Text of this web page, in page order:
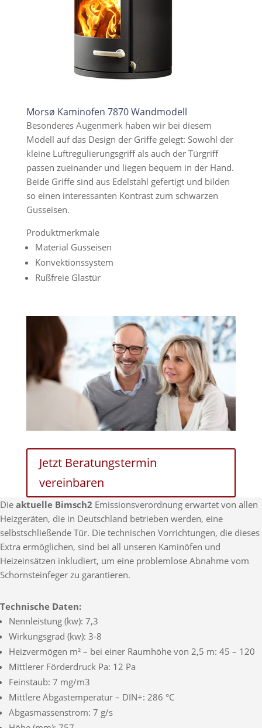
Morsø Kaminofen 7870 Wandmodell
Besonderes Augenmerk haben wir bei diesem
Modell auf das Design der Griffe gelegt: Sowohl der
kleine Luftregulierungsgriff als auch der Türgriff
passen zueinander und liegen bequem in der Hand.
Beide Griffe sind aus Edelstahl gefertigt und bilden
so einen interessanten Kontrast zum schwarzen
Gusseisen.
Produktmerkmale
Material Gusseisen
Konvektionssystem
Rußfreie Glastür
Jetzt Beratungstermin
vereinbaren
Die aktuelle Bimsch2 Emissionsverordnung erwartet von allen
Heizgeräten, die in Deutschland betrieben werden, eine
selbstschließende Tür. Die technischen Vorrichtungen, die dieses
Extra ermöglichen, sind bei all unseren Kaminöfen und
Heizeinsätzen inkludiert, um eine problemlose Abnahme vom
Schornsteinfeger zu garantieren.
Technische Daten:
Nennleistung (kw): 7,3
Wirkungsgrad (kw): 3-8
Heizvermögen m² – bei einer Raumhöhe von 2,5 m: 45 – 120
Mittlerer Förderdruck Pa: 12 Pa
Feinstaub: 7 mg/m3
Mittlere Abgastemperatur – DIN+: 286 °C
Abgasmassenstrom: 7 g/s